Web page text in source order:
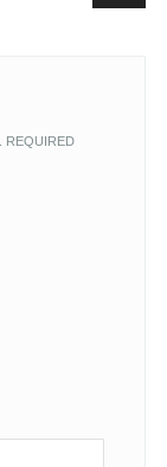
REQUIRED